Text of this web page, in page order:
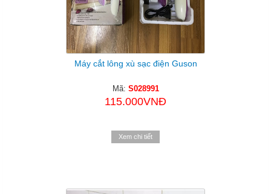
Máy cắt lông xù sạc điện Guson
Mã: S028991
115.000VNĐ
Xem chi tiết